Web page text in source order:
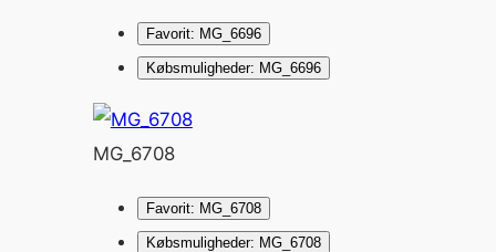
Favorit: MG_6696
Købsmuligheder: MG_6696
MG_6708
Favorit: MG_6708
Købsmuligheder: MG_6708